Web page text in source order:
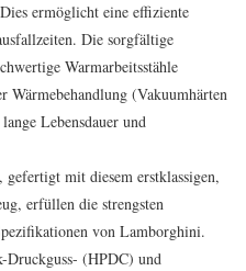
ermöglicht eine effiziente
Die sorgfältige
Warmarbeitsstähle
(Vakuumhärten
Lebensdauer und
mit diesem erstklassigen,
erfüllen die strengsten
von Lamborghini.
Druckguss- (HPDC) und